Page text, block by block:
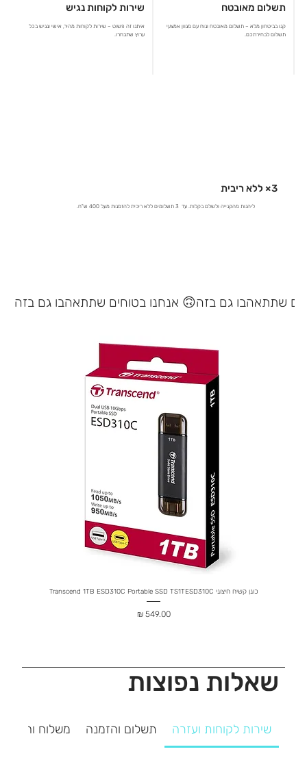
שירות לקוחות נגיש
איתנו זה פשוט – שירות לקוחות מהיר, אישי ונגיש בכל
ערוץ שתבחרו.
תשלום מאובטח
קנו בביטחון מלא – תשלום מאובטח ונוח עם מגוון אמצעי
תשלום לבחירתכם.
3× ללא ריבית
ליהנות מהקנייה ולשלם בקלות. עד 3 תשלומים ללא ריבית להזמנות מעל 400 ש"ח.
אנחנו בטוחים שתתאהבו גם בזה 🙃
כונן קשיח חיצוני Transcend 1TB ESD310C Portable SSD TS1TESD310C
מחיר‏549.00 ‏₪
שאלות נפוצות
שירות לקוחות ועזרה תשלום והזמנה משלוח